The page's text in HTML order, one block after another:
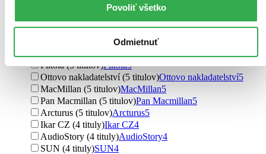
Povoliť všetko
Odmietnuť
Wordsworth Editions (7 titulov)Wordsworth Editions
Folio (6 titulov)Folio6
Anaconda (6 titulov)Anaconda6
Pikola (5 titulov)Pikola5
Ottovo nakladatelství (5 titulov)Ottovo nakladatelství5
MacMillan (5 titulov)MacMillan5
Pan Macmillan (5 titulov)Pan Macmillan5
Arcturus (5 titulov)Arcturus5
Ikar CZ (4 tituly)Ikar CZ4
AudioStory (4 tituly)AudioStory4
SUN (4 tituly)SUN4